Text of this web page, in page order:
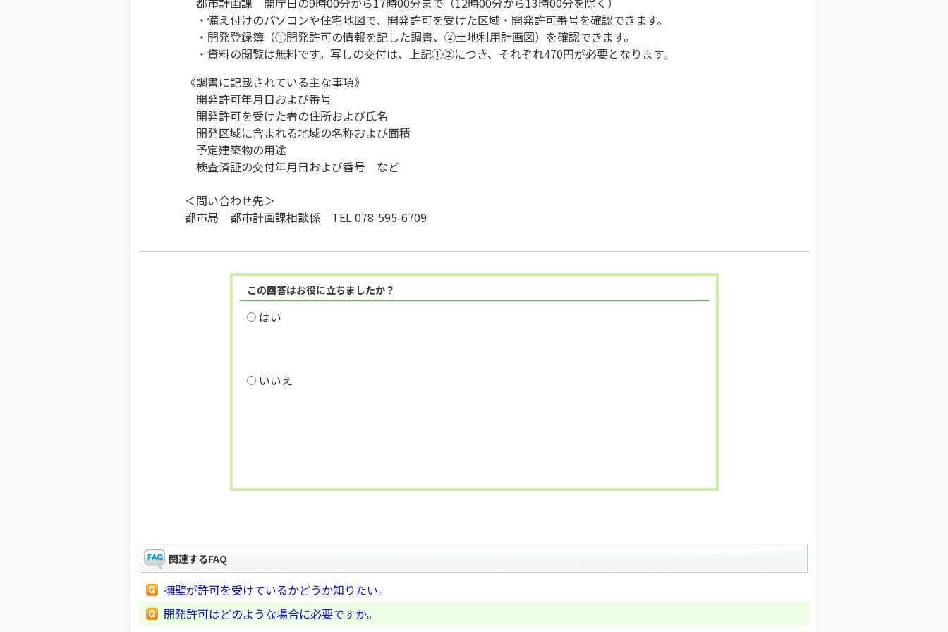
・備え付けのパソコンや住宅地図で、開発許可を受けた区域・開発許可番号を確認できます。
・開発登録簿（①開発許可の情報を記した調書、②土地利用計画図）を確認できます。
・資料の閲覧は無料です。写しの交付は、上記①②につき、それぞれ470円が必要となります。
《調書に記載されている主な事項》
開発許可年月日および番号
開発許可を受けた者の住所および氏名
開発区域に含まれる地域の名称および面積
予定建築物の用途
検査済証の交付年月日および番号 など
＜問い合わせ先＞
都市局 都市計画課相談係 TEL 078-595-6709
この回答はお役に立ちましたか？
はい
いいえ
関連するFAQ
擁壁が許可を受けているかどうか知りたい。
開発許可はどのような場合に必要ですか。